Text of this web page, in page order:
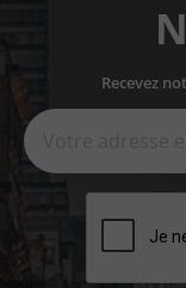
Recevez